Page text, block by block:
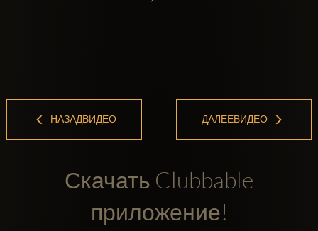
НАЗАДВИДЕО ДАЛЕЕВИДЕО
Скачать Clubbable
приложение!